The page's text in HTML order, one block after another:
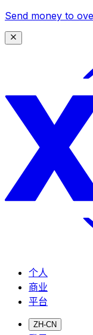
Send money to
个人
商业
平台
ZH-CN